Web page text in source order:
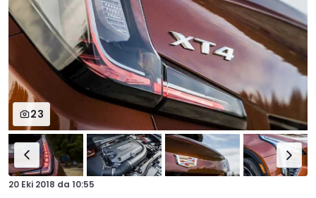
23
20 Eki 2018 da 10:55